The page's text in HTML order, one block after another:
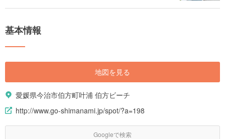
や動画とともにお伝えします。
基本情報
地図を見る
愛媛県今治市伯方町叶浦 伯方ビーチ
http://www.go-shimanami.jp/spot/?a=198
Googleで検索